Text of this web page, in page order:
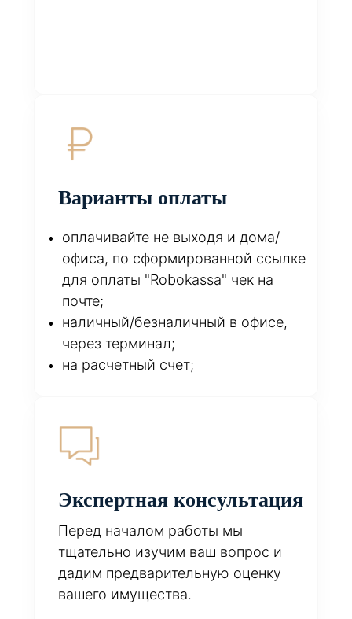
Варианты оплаты
оплачивайте не выходя и дома/
офиса, по сформированной ссылке
для оплаты "Robokassa" чек на
почте;
наличный/безналичный в офисе,
через терминал;
на расчетный счет;
Экспертная консультация
Перед началом работы мы
тщательно изучим ваш вопрос и
дадим предварительную оценку
вашего имущества.